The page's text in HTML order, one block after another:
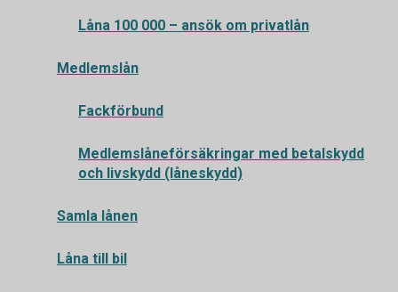
Låna 100 000 – ansök om privatlån
Medlemslån
Fackförbund
Medlemslåneförsäkringar med betalskydd
och livskydd (låneskydd)
Samla lånen
Låna till bil